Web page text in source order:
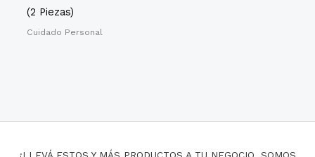
(2 Piezas)
Cuidado Personal
¡LLEVÁ ESTOS Y MÁS PRODUCTOS A TU NEGOCIO, SOMOS